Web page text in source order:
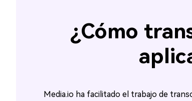
¿Cómo
Media.io ha facilitado el trabajo de